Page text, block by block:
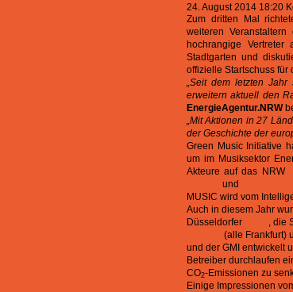
24. August 2014 18:20
Zum dritten Mal
weiteren
hochrangige
Stadtgarten und
offizielle Startschuss für
„Seit dem letzten
erweitern aktuell den
EnergieAgentur.NRW
„Mit Aktionen in 27
der Geschichte der
Green Music Initiative
um im Musiksektor
Akteure auf das NRW
und Club
MUSIC wird vom
Auch in diesem Jahr
Düsseldorfer
,
(alle Frankfurt)
und der GMI entwickelt
Betreiber durchlaufen
CO2-Emissionen zu
Einige Impressionen